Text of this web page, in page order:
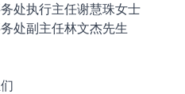
处执行主任谢慧珠女士
处副主任林文杰先生